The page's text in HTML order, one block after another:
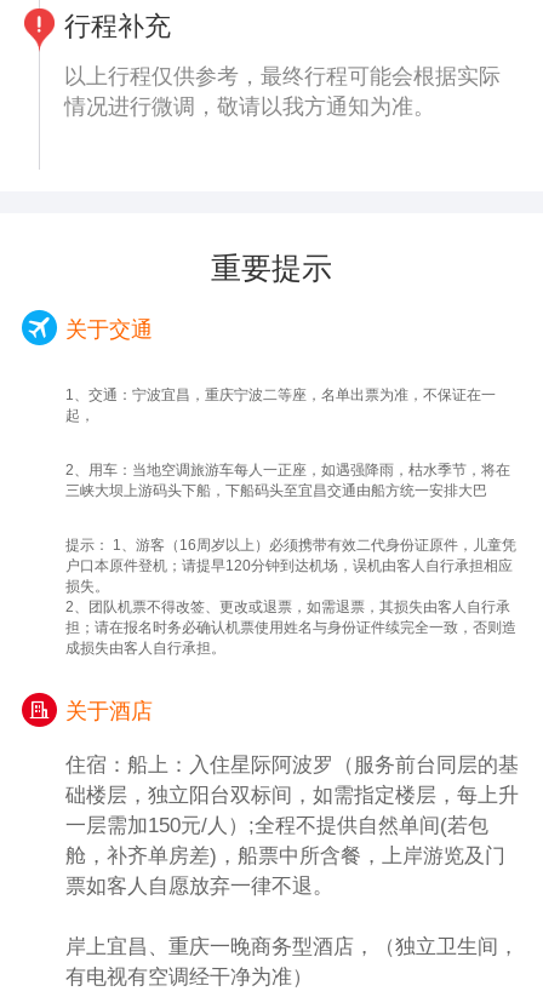
遇关闭只能外观、人民广场城市标志性建筑
群。是中国传统宫殿建筑风格与西方建筑的大
跨度结构巧妙结合的杰作 ，也是重庆的标志
建筑物之一。
有趣的创意呢。
用午餐，游客自理(可以与导游沟通)。
【白公馆】（参观时间约60分钟）（景交车
20元自理）、白公馆小说《红岩》原型，位于
因1939年间国民党军统特务在此设立监狱，
动了多起屠杀事件，因此也是重庆市爱国主义
教育基地。
主城区内唯一的规模最大、最具巴渝传统民
居、民俗、民风特色的古镇。古镇上有着传统
的民居建筑、石梯街巷、遗存的寺庙宫观，是
巴渝山地民居建筑的天然博物馆。
（自费自愿选择参加118元/人）完美呈现会仙
楼观景台即是重庆第一个高空观景台，目前也
是中国海拔最高的露天观景台，被誉为“重庆
之巅”。【洪崖洞】（白天自由活动时间约40
分钟），游客自由活动。洪崖洞,是古重庆城
门之一，国家AAAA级旅游景区，位于重庆市
滨江地带。洪崖洞坐拥城市旅游景观、商务休
闲景观和城市人文景观于一体。以具有巴渝传
行程补充
以上行程仅供参考，最终行程可能会根据实际
情况进行微调，敬请以我方通知为准。
重要提示
关于交通
1、交通：宁波宜昌，重庆宁波二等座，名单出票为准，不保证在一
起，
2、用车：当地空调旅游车每人一正座，如遇强降雨，枯水季节，将在
三峡大坝上游码头下船，下船码头至宜昌交通由船方统一安排大巴
提示： 1、游客（16周岁以上）必须携带有效二代身份证原件，儿童凭
户口本原件登机；请提早120分钟到达机场，误机由客人自行承担相应
损失。
2、团队机票不得改签、更改或退票，如需退票，其损失由客人自行承
担；请在报名时务必确认机票使用姓名与身份证件续完全一致，否则造
成损失由客人自行承担。
关于酒店
住宿：船上：入住星际阿波罗（服务前台同层的基
础楼层，独立阳台双标间，如需指定楼层，每上升
一层需加150元/人）;全程不提供自然单间(若包
舱，补齐单房差)，船票中所含餐，上岸游览及门
票如客人自愿放弃一律不退。
岸上宜昌、重庆一晚商务型酒店，（独立卫生间，
有电视有空调经干净为准）